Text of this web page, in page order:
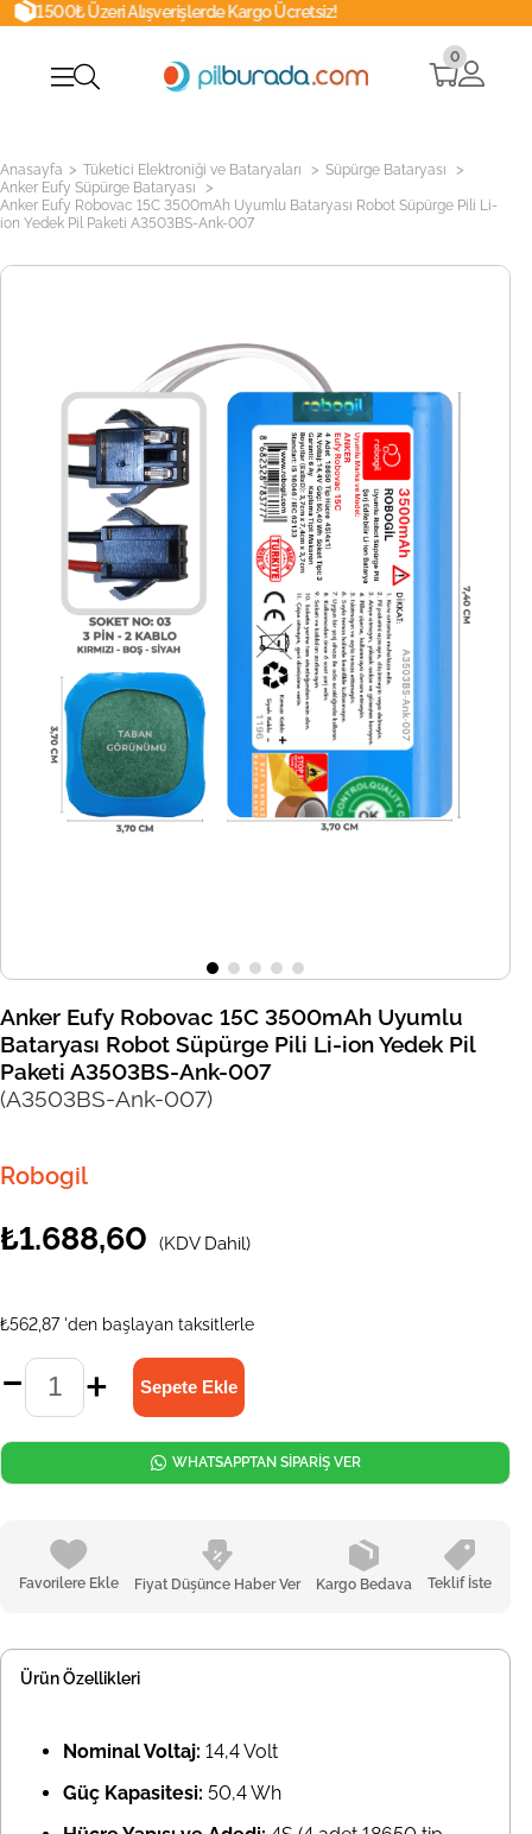
Kargo Ücretsiz!
0
Anasayfa > Tüketici Elektroniği ve Bataryaları > Süpürge Bataryası >
Anker Eufy Süpürge Bataryası >
Anker Eufy Robovac 15C 3500mAh Uyumlu Bataryası Robot Süpürge Pili Li-
ion Yedek Pil Paketi A3503BS-Ank-007
Anker Eufy Robovac 15C 3500mAh Uyumlu
Bataryası Robot Süpürge Pili Li-ion Yedek Pil
Paketi A3503BS-Ank-007
(A3503BS-Ank-007)
Robogil
₺1.688,60 (KDV Dahil)
₺562,87 'den başlayan taksitlerle
Favorilere Ekle Fiyat Düşünce Haber Ver Kargo Bedava Teklif İste
WHATSAPPTAN SİPARİŞ VER
Ürün Özellikleri
Nominal Voltaj: 14,4 Volt
Güç Kapasitesi: 50,4 Wh